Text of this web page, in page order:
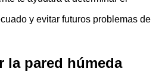
y evitar futuros problemas de
la pared húmeda